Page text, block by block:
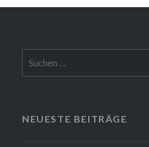
nach:
NEUESTE BEITRÄGE